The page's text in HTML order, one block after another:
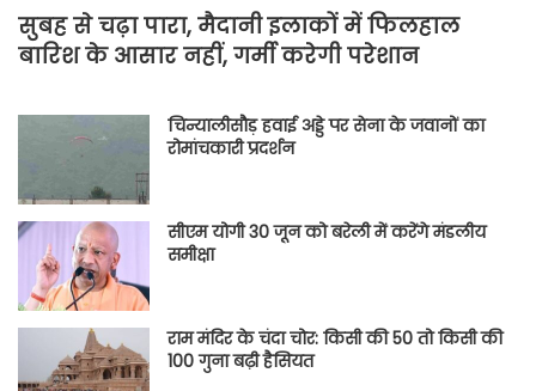
सुबह से चढ़ा पारा, मैदानी इलाकों में फिलहाल
बारिश के आसार नहीं, गर्मी करेगी परेशान
चिन्यालीसौड़ हवाई अड्डे पर सेना के जवानों का
रोमांचकारी प्रदर्शन
सीएम योगी 30 जून को बरेली में करेंगे मंडलीय
समीक्षा
राम मंदिर के चंदा चोर: किसी की 50 तो किसी की
100 गुना बढ़ी हैसियत